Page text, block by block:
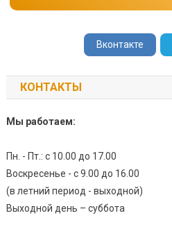
Вконтакте
КОНТАКТЫ
Мы работаем:
Пн. - Пт.: с 10.00 до 17.00
Воскресенье - с 9.00 до 16.00
(в летний период - выходной)
Выходной день – суббота